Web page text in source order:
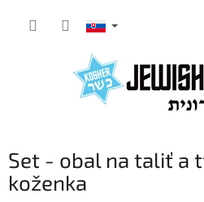
Set - obal na taliť a
koženka